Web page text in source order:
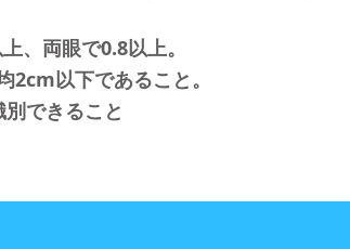
、両眼で0.8以上。
2cm以下であること。
できること